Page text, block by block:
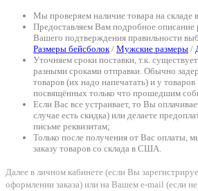
Мы проверяем наличие товара на
Предоставляем Вам подробное описание
Вашего подтверждения правильности
Размеры бейсболок/ Мужские размеры /
Уточняем сроки поставки, т.к.
разными сроками отправки. Обычно
товаров (их надо напечатать) и у
посвящённых только что прошедшим
Если Вас все устраивает, то Вы
случае есть скидка) или делаете
письме реквизитам;
Только после получения от Вас оплаты,
заказу товаров со склада в США.
Далее в личном кабинете (если Вы
оформлении заказа) или на Вашем e-mail (если